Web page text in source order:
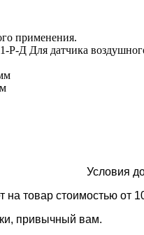
применения.
Р-Д Для датчика
Условия
на товар стоимостью от
привычный вам.